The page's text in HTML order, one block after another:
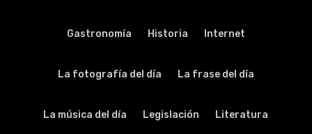
Gastronomía Historia Internet
La fotografía del día La frase del día
La música del día Legislación Literatura